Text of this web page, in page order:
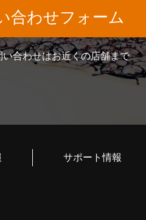
合わせフォーム
合わせはお近くの店舗まで
サポート情報